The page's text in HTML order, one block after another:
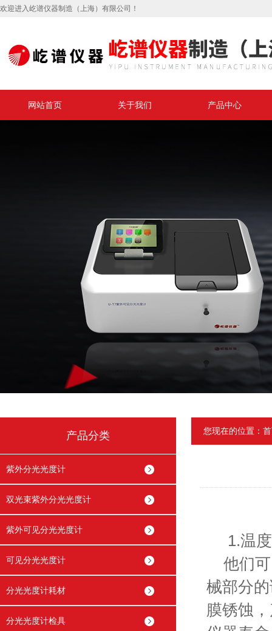
欢迎进入屹谱仪器制造（上海）有限公司！
网站首页 关于我们 产品中心
产品分类
紫外分光光度计
双光束紫外分光光度计
紫外可见分光光度计
可见分光光度计
分光光度计耗材
分光光度计检具
您现在的位置：
1.温度
他们可
械部分
膜锈蚀